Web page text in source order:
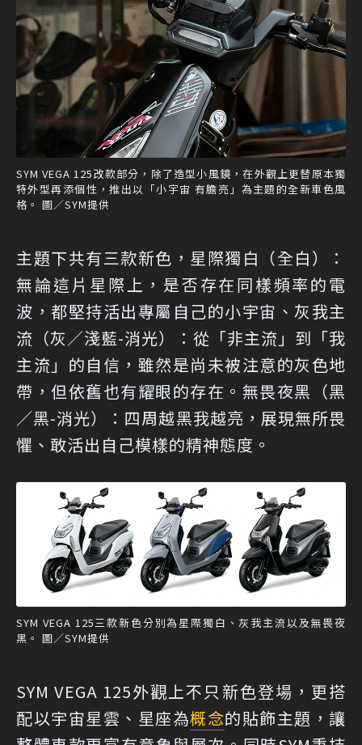
SYM VEGA 125改款部分，除了造型小風鏡，在外觀上更替原本獨
特外型再添個性，推出以「小宇宙 有膽亮」為主題的全新車色風
格。 圖／SYM提供
主題下共有三款新色，星際獨白（全白）：
無論這片星際上，是否存在同樣頻率的電
波，都堅持活出專屬自己的小宇宙、灰我主
流（灰∕淺藍-消光）：從「非主流」到「我
主流」的自信，雖然是尚未被注意的灰色地
帶，但依舊也有耀眼的存在。無畏夜黑（黑
∕黑-消光）：四周越黑我越亮，展現無所畏
懼、敢活出自己模樣的精神態度。
SYM VEGA 125三款新色分別為星際獨白、灰我主流以及無畏夜
黑。 圖／SYM提供
SYM VEGA 125外觀上不只新色登場，更搭
配以宇宙星雲、星座為概念的貼飾主題，讓